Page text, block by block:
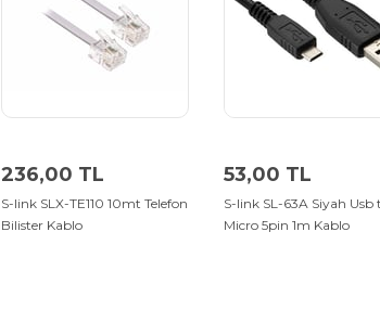
236,00 TL
S-link SLX-TE110 10mt Telefon
Bilister Kablo
53,00 TL
S-link SL-63A Siyah Usb
Micro 5pin 1m Kablo